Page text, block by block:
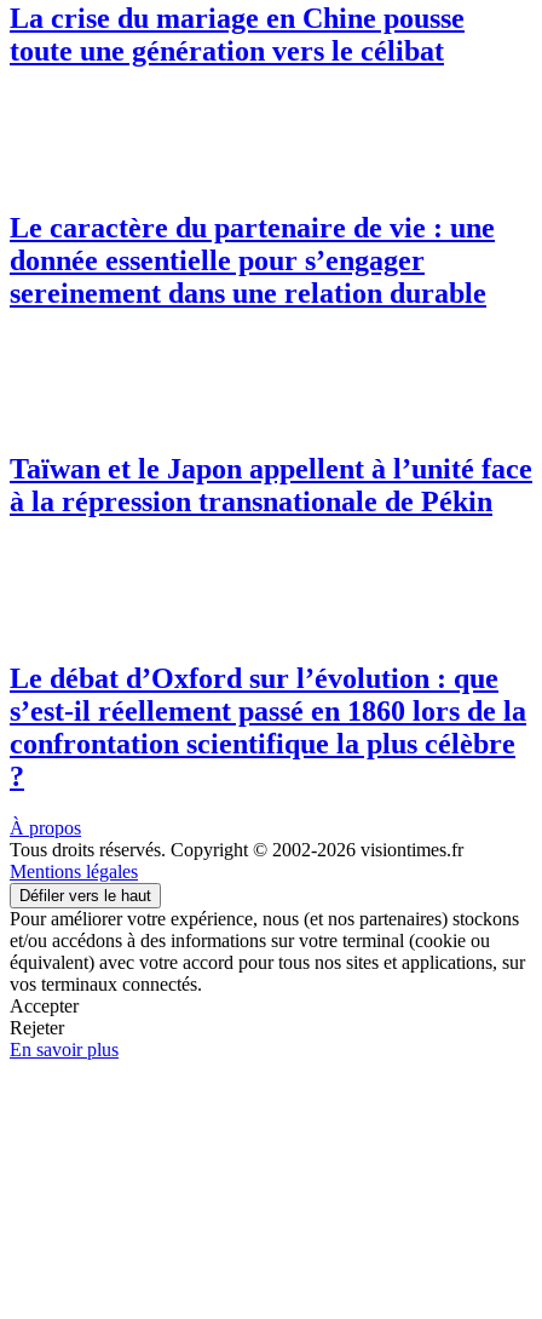
La crise du mariage en Chine pousse
toute une génération vers le célibat
Le caractère du partenaire de vie : une
donnée essentielle pour s’engager
sereinement dans une relation durable
Taïwan et le Japon appellent à l’unité face
à la répression transnationale de Pékin
Le débat d’Oxford sur l’évolution : que
s’est-il réellement passé en 1860 lors de la
confrontation scientifique la plus célèbre
?
À propos
Tous droits réservés. Copyright © 2002-2026 visiontimes.fr
Mentions légales
Défiler vers le haut
Pour améliorer votre expérience, nous (et nos partenaires) stockons
et/ou accédons à des informations sur votre terminal (cookie ou
équivalent) avec votre accord pour tous nos sites et applications, sur
vos terminaux connectés.
Accepter
Rejeter
En savoir plus